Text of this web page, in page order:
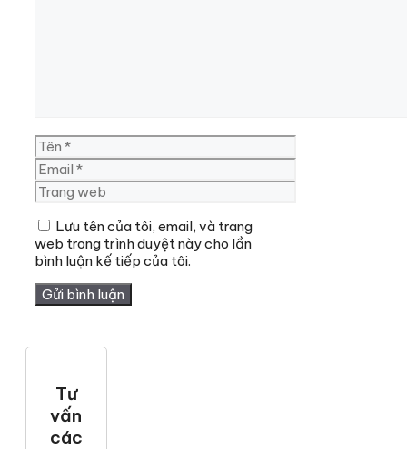
Tên
Email
Trang
web
Lưu tên của tôi, email, và trang
web trong trình duyệt này cho lần
bình luận kế tiếp của tôi.
Tư
vấn
các